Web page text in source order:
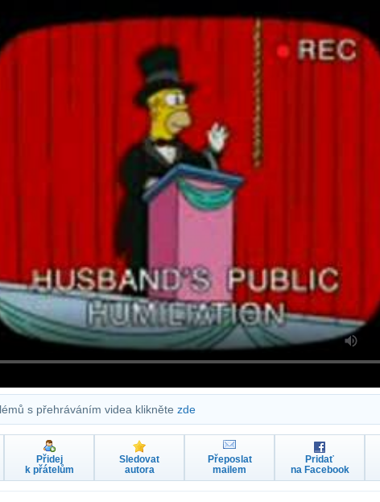
s přehráváním videa klikněte zde
Přidej
k přátelům
Sledovat
autora
Přeposlat
mailem
Pridať
na Facebook